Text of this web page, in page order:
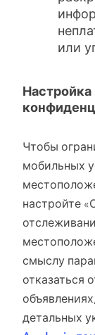
или
Чтобы
мобильных
настройте
смыслу
отказаться
детальных